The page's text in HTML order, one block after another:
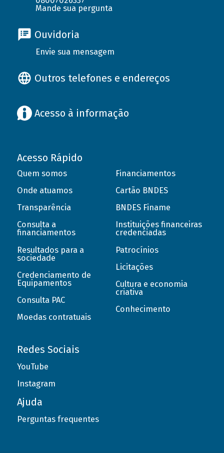
Mande sua pergunta
Ouvidoria
Envie sua mensagem
Outros telefones e endereços
Acesso à informação
Acesso Rápido
Quem somos
Onde atuamos
Transparência
Consulta a
financiamentos
Resultados para a
sociedade
Credenciamento de
Equipamentos
Consulta PAC
Moedas contratuais
Financiamentos
Cartão BNDES
BNDES Finame
Instituições financeiras
credenciadas
Patrocínios
Licitações
Cultura e economia
criativa
Conhecimento
Redes Sociais
YouTube
Instagram
Ajuda
Perguntas frequentes